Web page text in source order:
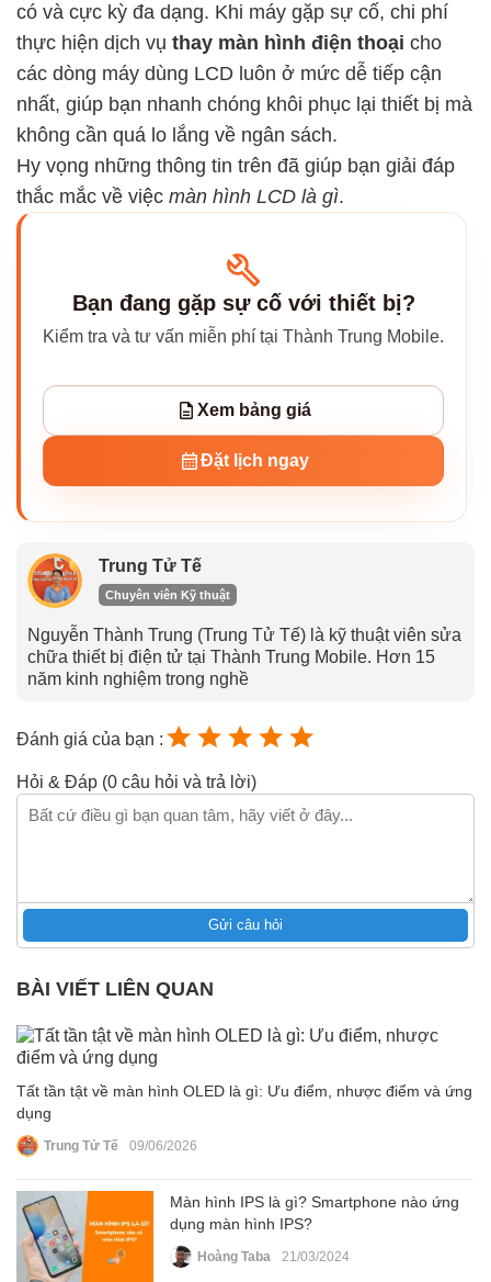
có và cực kỳ đa dạng. Khi máy gặp sự cố, chi phí
thực hiện dịch vụ thay màn hình điện thoại cho
các dòng máy dùng LCD luôn ở mức dễ tiếp cận
nhất, giúp bạn nhanh chóng khôi phục lại thiết bị mà
không cần quá lo lắng về ngân sách.
Hy vọng những thông tin trên đã giúp bạn giải đáp
thắc mắc về việc màn hình LCD là gì.
Bạn đang gặp sự cố với thiết bị?
Kiểm tra và tư vấn miễn phí tại Thành Trung Mobile.
Xem bảng giá
Đặt lịch ngay
Trung Tử Tế
Chuyên viên Kỹ thuật
Nguyễn Thành Trung (Trung Tử Tế) là kỹ thuật viên sửa
chữa thiết bị điện tử tại Thành Trung Mobile. Hơn 15
năm kinh nghiệm trong nghề
Đánh giá của bạn :
Hỏi & Đáp (0 câu hỏi và trả lời)
Gửi câu hỏi
BÀI VIẾT LIÊN QUAN
Tất tần tật về màn hình OLED là gì: Ưu điểm, nhược điểm và ứng
dụng
Trung Tử Tế 09/06/2026
Màn hình IPS là gì? Smartphone nào ứng
dụng màn hình IPS?
Hoàng Taba 21/03/2024